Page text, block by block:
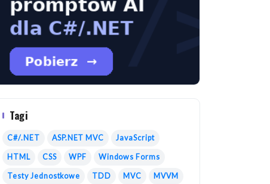
Tagi
C#/.NET ASP.NET MVC JavaScript
HTML CSS WPF Windows Forms
Testy Jednostkowe TDD MVC MVVM